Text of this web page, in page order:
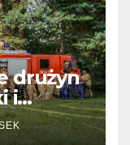
drużyn
i